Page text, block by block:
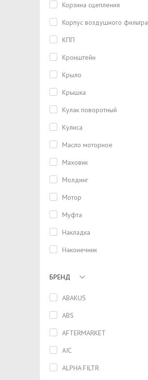
Корзина сцепления
Корпус воздушного фильтра
КПП
Кронштейн
Крыло
Крышка
Кулак поворотный
Кулиса
Масло моторное
Маховик
Молдинг
Мотор
Муфта
Накладка
Наконечник
Насос масляный
Насос топливный
Опора
Опора амортизатора
Опора двигателя
БРЕНД
ABAKUS
ABS
AFTERMARKET
AIC
ALPHA FILTR